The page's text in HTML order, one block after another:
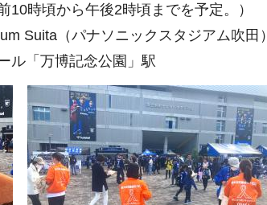
10時頃から午後2時頃までを予定。）
Suita（パナソニックスタジアム吹田）
ル「万博記念公園」駅